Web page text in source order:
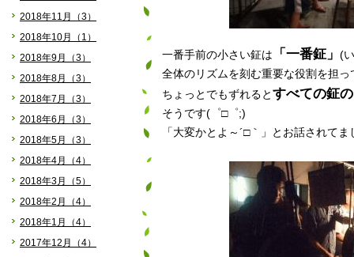
2018年11月（3）
2018年10月（1）
2018年9月（3）
2018年8月（3）
2018年7月（3）
2018年6月（3）
2018年5月（3）
2018年4月（4）
2018年3月（5）
2018年2月（4）
2018年1月（4）
2017年12月（4）
一番手前の小さい鉦は 「一番鉦」 (
全体のリズムを刻む重要な役割を担っ
ちょっとでもずれると すべての鉦
そうです(゜□゜;)
「大変かとよ～´□｀」とお話されてま